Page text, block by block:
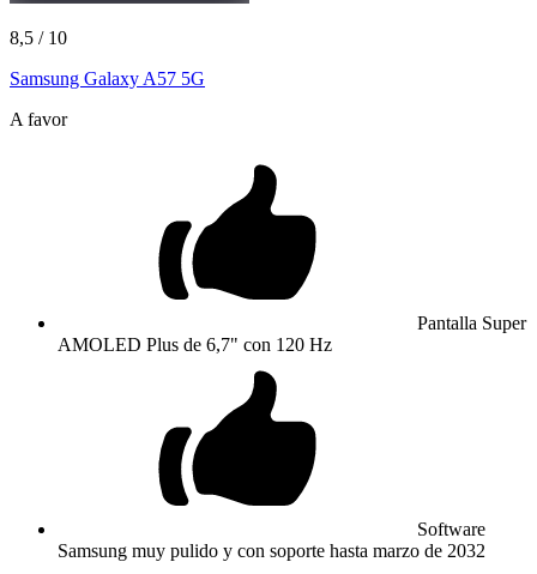
8,5 / 10
Samsung Galaxy A57 5G
A favor
Pantalla Super
AMOLED Plus de 6,7" con 120 Hz
Software
Samsung muy pulido y con soporte hasta marzo de 2032